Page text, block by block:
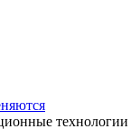
технологии